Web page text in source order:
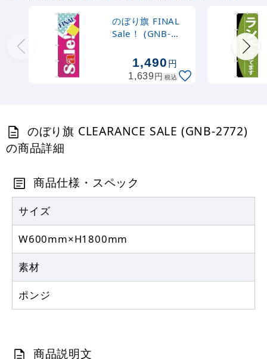
売り切れ中
購入不可
定番のぼり竿 オリジナルのぼりポール
1.6～3m 伸縮式 水色 (30537SBL)
定番のぼり竿 オリジナルのぼりポール
367円 税抜
注水型マルチのぼりスタンド 20L
カゴへ
のぼり旗 FINAL
Sale！ (GNB-
1,490円
1,639円 税込
のぼり旗 CLEARANCE SALE (GNB-2772)
の商品詳細
商品仕様・スペック
サイズ
W600mm×H1800mm
素材
ポンジ
商品説明文